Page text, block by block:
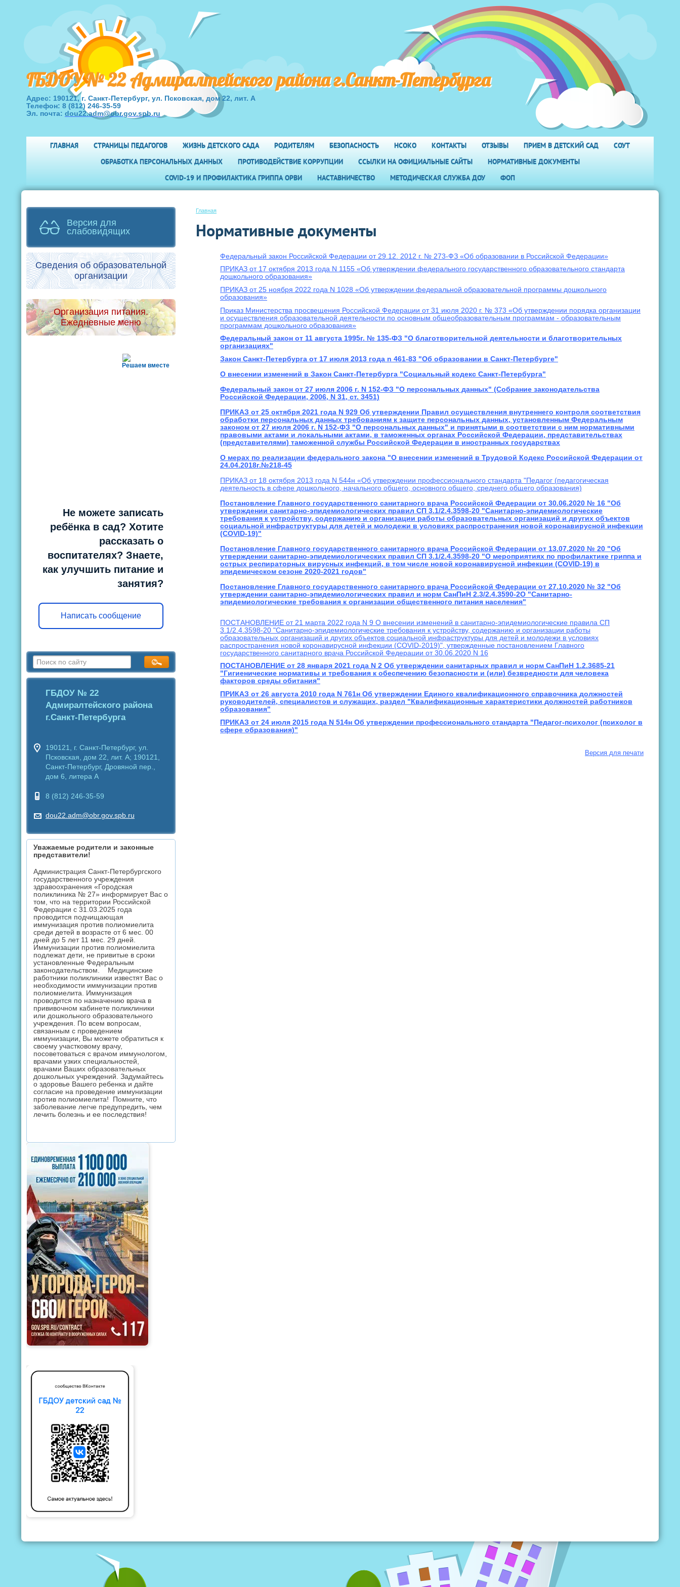
ГБДОУ № 22 Адмиралтейского района г.Санкт-Петербурга
Адрес: 190121, г. Санкт-Петербург, ул. Псковская, дом 22, лит. А
Телефон: 8 (812) 246-35-59
Эл. почта: dou22.adm@obr.gov.spb.ru
ГЛАВНАЯ СТРАНИЦЫ ПЕДАГОГОВ ЖИЗНЬ ДЕТСКОГО САДА РОДИТЕЛЯМ БЕЗОПАСНОСТЬ НСОКО КОНТАКТЫ ОТЗЫВЫ ПРИЕМ В ДЕТСКИЙ САД
СОУТ
ОБРАБОТКА ПЕРСОНАЛЬНЫХ ДАННЫХ
ПРОТИВОДЕЙСТВИЕ КОРРУПЦИИ ССЫЛКИ НА ОФИЦИАЛЬНЫЕ САЙТЫ
НОРМАТИВНЫЕ ДОКУМЕНТЫ
COVID-19 И ПРОФИЛАКТИКА ГРИППА ОРВИ
НАСТАВНИЧЕСТВО МЕТОДИЧЕСКАЯ СЛУЖБА ДОУ ФОП
Версия для
слабовидящих
Сведения об образовательной
организации
Организация питания.
Ежедневные меню
Решаем вместе
Не можете записать
ребёнка в сад? Хотите
рассказать о
воспитателях? Знаете,
как улучшить питание и
занятия?
Написать сообщение
ГБДОУ № 22
Адмиралтейского района
г.Санкт-Петербурга
190121, г. Санкт-Петербург, ул.
Псковская, дом 22, лит. А; 190121,
Санкт-Петербург, Дровяной пер.,
дом 6, литера А
8 (812) 246-35-59
dou22.adm@obr.gov.spb.ru
Уважаемые родители и законные
представители!
Администрация Санкт-Петербургского
государственного учреждения
здравоохранения «Городская
поликлиника № 27» информирует Вас о
том, что на территории Российской
Федерации с 31.03.2025 года
проводится подчищающая
иммунизация против полиомиелита
среди детей в возрасте от 6 мес. 00
дней до 5 лет 11 мес. 29 дней.
Иммунизации против полиомиелита
подлежат дети, не привитые в сроки
установленные Федеральным
законодательством. Медицинские
работники поликлиники известят Вас о
необходимости иммунизации против
полиомиелита. Иммунизация
проводится по назначению врача в
прививочном кабинете поликлиники
или дошкольного образовательного
учреждения. По всем вопросам,
связанным с проведением
иммунизации, Вы можете обратиться к
своему участковому врачу,
посоветоваться с врачом иммунологом,
врачами узких специальностей,
врачами Ваших образовательных
дошкольных учреждений. Задумайтесь
о здоровье Вашего ребенка и дайте
согласие на проведение иммунизации
против полиомиелита! Помните, что
заболевание легче предупредить, чем
лечить болезнь и ее последствия!
Главная
Нормативные документы
Федеральный закон Российской Федерации от 29.12. 2012 г. № 273-ФЗ «Об образовании в Российской Федерации»
ПРИКАЗ от 17 октября 2013 года N 1155 «Об утверждении федерального государственного образовательного стандарта
дошкольного образования»
ПРИКАЗ от 25 ноября 2022 года N 1028 «Об утверждении федеральной образовательной программы дошкольного
образования»
Приказ Министерства просвещения Российской Федерации от 31 июля 2020 г. № 373 «Об утверждении порядка организации
и осуществления образовательной деятельности по основным общеобразовательным программам - образовательным
программам дошкольного образования»
Федеральный закон от 11 августа 1995г. № 135-ФЗ "О благотворительной деятельности и благотворительных
организациях"
Закон Санкт-Петербурга от 17 июля 2013 года n 461-83 "Об образовании в Санкт-Петербурге"
О внесении изменений в Закон Санкт-Петербурга "Социальный кодекс Санкт-Петербурга"
Федеральный закон от 27 июля 2006 г. N 152-ФЗ "О персональных данных" (Собрание законодательства
Российской Федерации, 2006, N 31, ст. 3451)
ПРИКАЗ от 25 октября 2021 года N 929 Об утверждении Правил осуществления внутреннего контроля соответствия
обработки персональных данных требованиям к защите персональных данных, установленным Федеральным
законом от 27 июля 2006 г. N 152-ФЗ "О персональных данных" и принятыми в соответствии с ним нормативными
правовыми актами и локальными актами, в таможенных органах Российской Федерации, представительствах
(представителями) таможенной службы Российской Федерации в иностранных государствах
О мерах по реализации федерального закона "О внесении изменений в Трудовой Кодекс Российской Федерации от
24.04.2018г.№218-45
ПРИКАЗ от 18 октября 2013 года N 544н «Об утверждении профессионального стандарта "Педагог (педагогическая
деятельность в сфере дошкольного, начального общего, основного общего, среднего общего образования)
Постановление Главного государственного санитарного врача Российской Федерации от 30.06.2020 № 16 "Об
утверждении санитарно-эпидемиологических правил СП 3.1/2.4.3598-20 "Санитарно-эпидемиологические
требования к устройству, содержанию и организации работы образовательных организаций и других объектов
социальной инфраструктуры для детей и молодежи в условиях распространения новой коронавирусной инфекции
(COVID-19)"
Постановление Главного государственного санитарного врача Российской Федерации от 13.07.2020 № 20 "Об
утверждении санитарно-эпидемиологических правил СП 3.1/2.4.3598-20 "О мероприятиях по профилактике гриппа и
острых респираторных вирусных инфекций, в том числе новой коронавирусной инфекции (COVID-19) в
эпидемическом сезоне 2020-2021 годов"
Постановление Главного государственного санитарного врача Российской Федерации от 27.10.2020 № 32 "Об
утверждении санитарно-эпидемиологических правил и норм СанПиН 2.3/2.4.3590-2О "Санитарно-
эпидемиологические требования к организации общественного питания населения"
ПОСТАНОВЛЕНИЕ от 21 марта 2022 года N 9 О внесении изменений в санитарно-эпидемиологические правила СП
3.1/2.4.3598-20 "Санитарно-эпидемиологические требования к устройству, содержанию и организации работы
образовательных организаций и других объектов социальной инфраструктуры для детей и молодежи в условиях
распространения новой коронавирусной инфекции (COVID-2019)", утвержденные постановлением Главного
государственного санитарного врача Российской Федерации от 30.06.2020 N 16
ПОСТАНОВЛЕНИЕ от 28 января 2021 года N 2 Об утверждении санитарных правил и норм СанПиН 1.2.3685-21
"Гигиенические нормативы и требования к обеспечению безопасности и (или) безвредности для человека
факторов среды обитания"
ПРИКАЗ от 26 августа 2010 года N 761н Об утверждении Единого квалификационного справочника должностей
руководителей, специалистов и служащих, раздел "Квалификационные характеристики должностей работников
образования"
ПРИКАЗ от 24 июля 2015 года N 514н Об утверждении профессионального стандарта "Педагог-психолог (психолог в
сфере образования)"
Версия для печати